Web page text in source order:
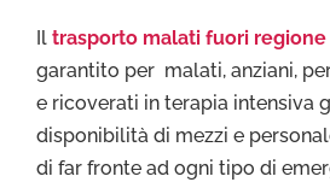
Il trasporto malati fuori regione
garantito per malati, anziani,
e ricoverati in terapia intensiva
disponibilità di mezzi e
di far fronte ad ogni tipo di